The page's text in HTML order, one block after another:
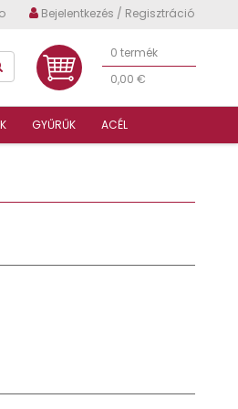
Bejelentkezés / Regisztráció
0 termék
0,00 €
GYŰRŰK ACÉL